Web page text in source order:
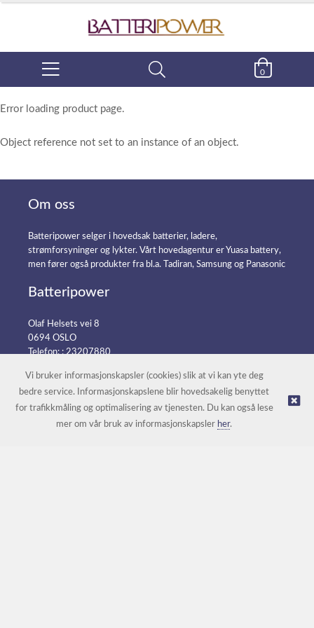
0
Error loading product page.
Object reference not set to an instance of an object.
Om oss
Batteripower selger i hovedsak batterier, ladere,
strømforsyninger og lykter. Vårt hovedagentur er Yuasa battery,
men fører også produkter fra bl.a. Tadiran, Samsung og Panasonic
Batteripower
Olaf Helsets vei 8
0694 OSLO
Telefon: :23207880
© Batteripower |Nettbutikk levert av Kréatif
Vi bruker informasjonskapsler (cookies) slik at vi kan yte deg
bedre service. Informasjonskapslene blir hovedsakelig benyttet
for trafikkmåling og optimalisering av tjenesten. Du kan også lese
mer om vår bruk av informasjonskapsler her.